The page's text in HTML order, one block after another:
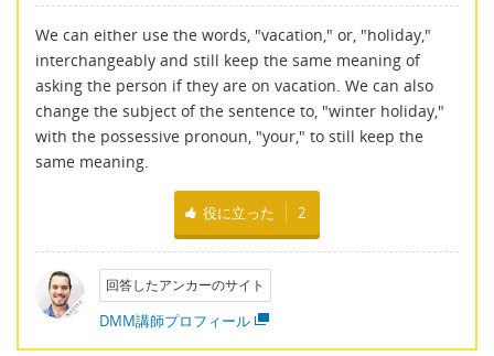
We can either use the words, "vacation," or, "holiday,"
interchangeably and still keep the same meaning of
asking the person if they are on vacation. We can also
change the subject of the sentence to, "winter holiday,"
with the possessive pronoun, "your," to still keep the
same meaning.
役に立った 2
回答したアンカーのサイト
DMM講師プロフィール